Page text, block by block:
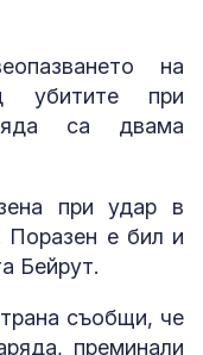
на
убитите при
са двама
при удар в
Поразен е бил и
Бейрут.
съобщи, че
преминали